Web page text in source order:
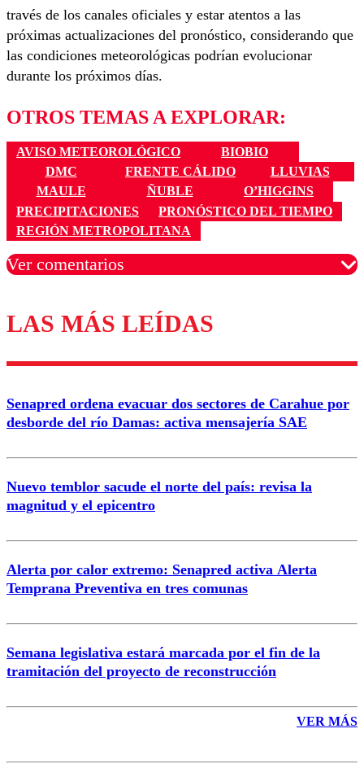
través de los canales oficiales y estar atentos a las
próximas actualizaciones del pronóstico, considerando que
las condiciones meteorológicas podrían evolucionar
durante los próximos días.
OTROS TEMAS A EXPLORAR:
AVISO METEOROLÓGICO
BIOBIO
DMC
FRENTE CÁLIDO
LLUVIAS
MAULE
ÑUBLE
O’HIGGINS
PRECIPITACIONES
PRONÓSTICO DEL TIEMPO
REGIÓN METROPOLITANA
Ver comentarios
Los comentarios son moderados para garantizar un
diálogo respetuoso.
Correo
LAS MÁS LEÍDAS
Senapred ordena evacuar dos sectores de Carahue por
desborde del río Damas: activa mensajería SAE
Nuevo temblor sacude el norte del país: revisa la
magnitud y el epicentro
Alerta por calor extremo: Senapred activa Alerta
Temprana Preventiva en tres comunas
Semana legislativa estará marcada por el fin de la
tramitación del proyecto de reconstrucción
VER MÁS